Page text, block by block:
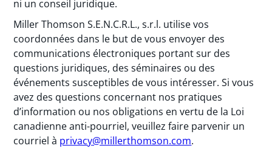
ni un conseil juridique.
Miller Thomson S.E.N.C.R.L., s.r.l. utilise vos
coordonnées dans le but de vous envoyer des
communications électroniques portant sur des
questions juridiques, des séminaires ou des
événements susceptibles de vous intéresser. Si vous
avez des questions concernant nos pratiques
d’information ou nos obligations en vertu de la Loi
canadienne anti-pourriel, veuillez faire parvenir un
courriel à privacy@millerthomson.com.